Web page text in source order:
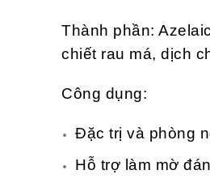
Thành phần:
chiết rau má, dịch
Công dụng:
Đặc trị và phòng
Hỗ trợ làm mờ